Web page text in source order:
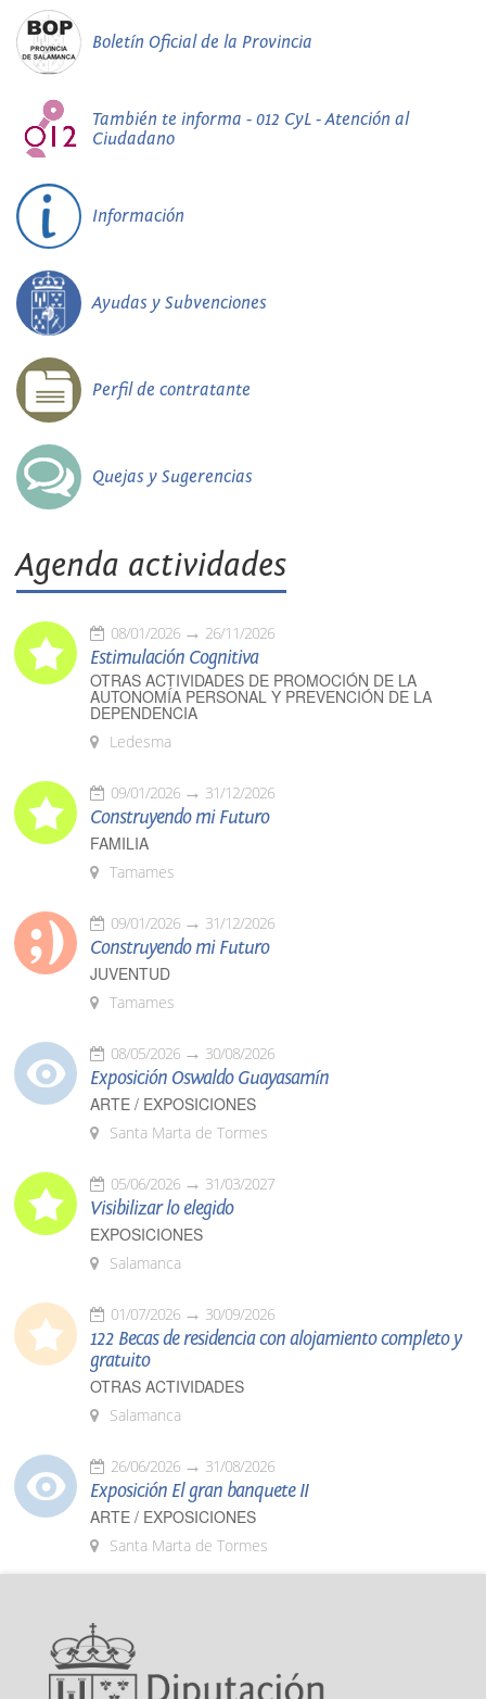
Boletín Oficial de la Provincia
También te informa - 012 CyL - Atención al
Ciudadano
Información
Ayudas y Subvenciones
Perfil de contratante
Quejas y Sugerencias
Agenda actividades
08/01/2026 26/11/2026
Estimulación Cognitiva
OTRAS ACTIVIDADES DE PROMOCIÓN DE LA
AUTONOMÍA PERSONAL Y PREVENCIÓN DE LA
DEPENDENCIA
Ledesma
09/01/2026 31/12/2026
Construyendo mi Futuro
FAMILIA
Tamames
09/01/2026 31/12/2026
Construyendo mi Futuro
JUVENTUD
Tamames
08/05/2026 30/08/2026
Exposición Oswaldo Guayasamín
ARTE / EXPOSICIONES
Santa Marta de Tormes
05/06/2026 31/03/2027
Visibilizar lo elegido
EXPOSICIONES
Salamanca
01/07/2026 30/09/2026
122 Becas de residencia con alojamiento completo y
gratuito
OTRAS ACTIVIDADES
Salamanca
26/06/2026 31/08/2026
Exposición El gran banquete II
ARTE / EXPOSICIONES
Santa Marta de Tormes